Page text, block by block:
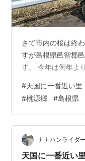
さて市内の桜は終
すが島根県邑智郡
す。 今年は例年よ
#天国に一番近い里
#桃源郷 #島根県
ナナハンライダ
天国に一番近い